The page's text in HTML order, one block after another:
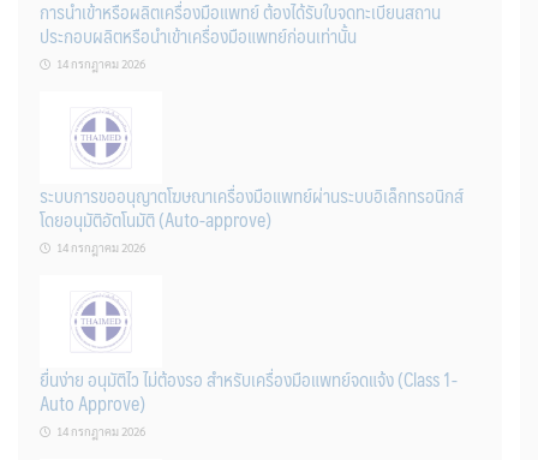
การนำเข้าหรือผลิตเครื่องมือแพทย์ ต้องได้รับใบจดทะเบียนสถาน
ประกอบผลิตหรือนำเข้าเครื่องมือแพทย์ก่อนเท่านั้น
14 กรกฎาคม 2026
ระบบการขออนุญาตโฆษณาเครื่องมือแพทย์ผ่านระบบอิเล็กทรอนิกส์
โดยอนุมัติอัตโนมัติ (Auto-approve)
14 กรกฎาคม 2026
ยื่นง่าย อนุมัติไว ไม่ต้องรอ สำหรับเครื่องมือแพทย์จดแจ้ง (Class 1-
Auto Approve)
14 กรกฎาคม 2026